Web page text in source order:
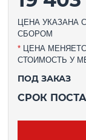
ЦЕНА УКАЗАНА
СБОРОМ
*ЦЕНА
СТОИМОСТЬ У
ПОД ЗАКАЗ
СРОК